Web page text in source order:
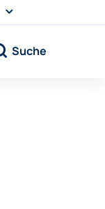
Suche